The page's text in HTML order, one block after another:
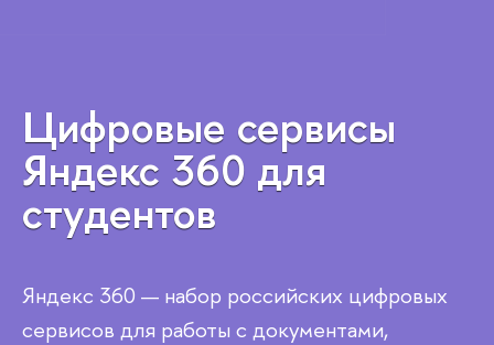
Цифровые сервисы
Яндекс 360 для
студентов
Яндекс 360 — набор российских цифровых
сервисов для работы с документами,